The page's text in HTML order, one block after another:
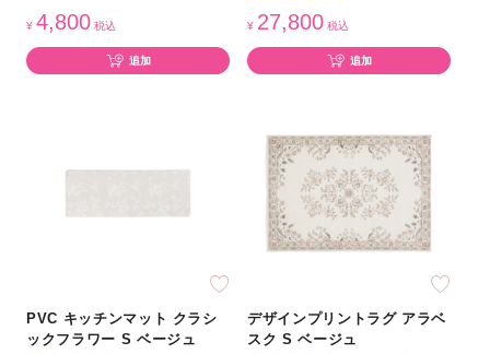
¥ 4,800 税込
追加
¥ 27,800 税込
追加
PVC キッチンマット クラシ
ックフラワー S ベージュ
デザインプリントラグ アラベ
スク S ベージュ